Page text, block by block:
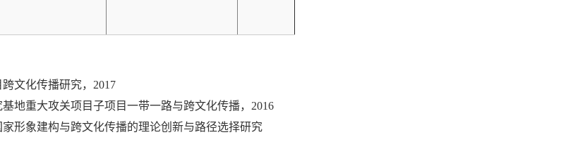
文化传播研究，2017
地重大攻关项目子项目一带一路与跨文化传播，2016
形象建构与跨文化传播的理论创新与路径选择研究